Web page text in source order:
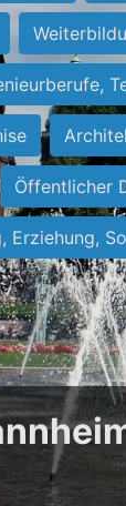
Öffentlicher
Erziehung,